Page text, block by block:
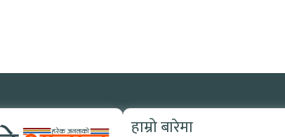
हाम्रो बारेमा